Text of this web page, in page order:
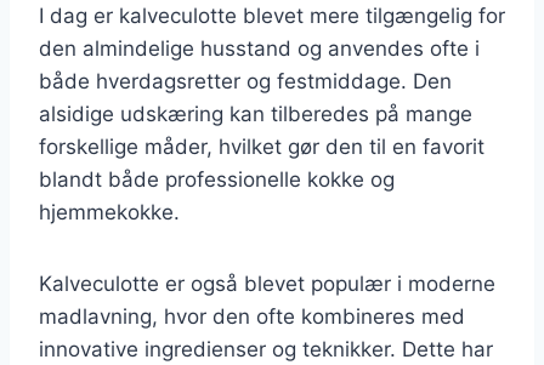
I dag er kalveculotte blevet mere tilgængelig for
den almindelige husstand og anvendes ofte i
både hverdagsretter og festmiddage. Den
alsidige udskæring kan tilberedes på mange
forskellige måder, hvilket gør den til en favorit
blandt både professionelle kokke og
hjemmekokke.
Kalveculotte er også blevet populær i moderne
madlavning, hvor den ofte kombineres med
innovative ingredienser og teknikker. Dette har